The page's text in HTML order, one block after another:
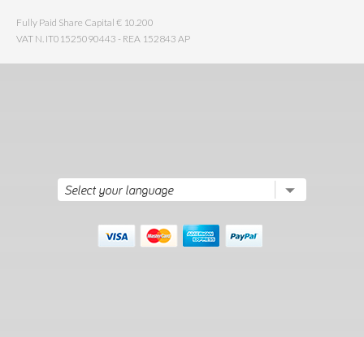
Fully Paid Share Capital € 10.200
VAT N. IT01525090443 - REA 152843 AP